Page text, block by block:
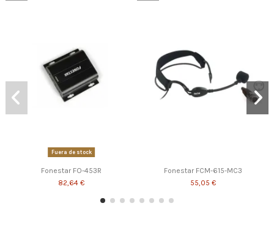
Fuera de stock
Fonestar FO-453R
82,64 €
Fonestar FCM-615-MC3
55,05 €